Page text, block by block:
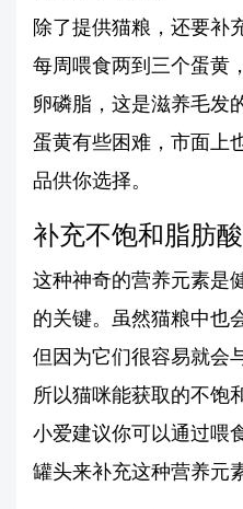
除了提供猫粮，还要补
每周喂食两到三个蛋黄
卵磷脂，这是滋养毛发
蛋黄有些困难，市面上
品供你选择。
补充不饱和脂肪
这种神奇的营养元素是
的关键。虽然猫粮中也
但因为它们很容易就会
所以猫咪能获取的不饱
小爱建议你可以通过喂
罐头来补充这种营养元